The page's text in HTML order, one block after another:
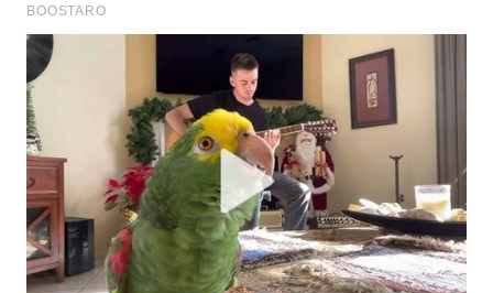
WAHANA
WAHANA
ADVOKAT
WAHANA